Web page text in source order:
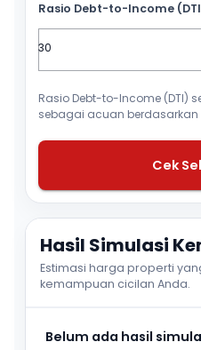
Rasio Debt-to-Income
Rasio Debt-to-Income (DTI)
sebagai acuan
Cek
Hasil Simulasi
Estimasi harga properti
kemampuan cicilan Anda.
Belum ada hasil